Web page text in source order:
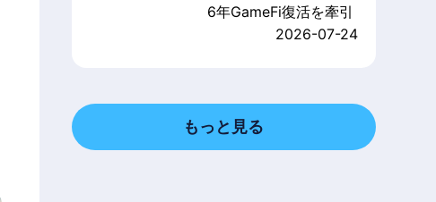
6年GameFi復活を牽引
2026-07-24
もっと見る